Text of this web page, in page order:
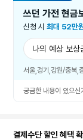
쓰던 가전 현금
신청 시 최대 52만
나의 예상 보상
서울,경기,강원/충북,
궁금한 내용이 있으신
결제수단 할인 혜택